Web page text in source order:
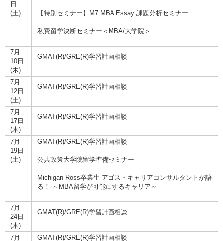
日
(土)
【特別セミナー】M7 MBA Essay 課題分析セミナー
私費留学決断セミナー＜MBA/大学院＞
7月
10日
(木)
GMAT(R)/GRE(R)学習計画相談
7月
12日
(土)
GMAT(R)/GRE(R)学習計画相談
7月
17日
(木)
GMAT(R)/GRE(R)学習計画相談
7月
19日
(土)
GMAT(R)/GRE(R)学習計画相談
公共政策大学院留学準備セミナー
Michigan Ross卒業生 アゴス・キャリアコンサルタントが語
る！ ～MBA留学が可能にするキャリア～
7月
24日
(木)
GMAT(R)/GRE(R)学習計画相談
7月 GMAT(R)/GRE(R)学習計画相談